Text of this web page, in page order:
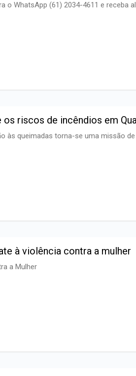
o WhatsApp (61) 2034-4611 e receba
riscos de incêndios em
às queimadas torna-se uma missão
à violência contra a mulher
a Mulher